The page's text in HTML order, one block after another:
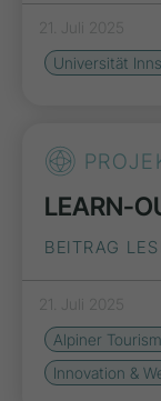
21. Juli 2025
Universität
LEARN-
BEITRAG
21. Juli 2025
Alpiner
Innovation &